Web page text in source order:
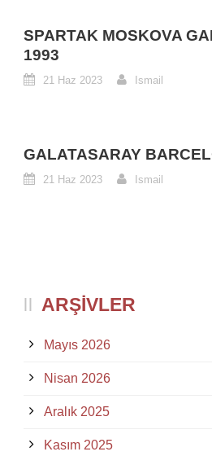
SPARTAK MOSKOVA
1993
21 Haz 2023 Ismail
GALATASARAY
21 Haz 2023 Ismail
ARŞIVLER
Mayıs 2026
Nisan 2026
Aralık 2025
Kasım 2025